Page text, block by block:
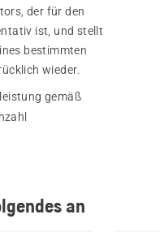
der für den
ist, und stellt
bestimmten
wieder.
gemäß
an